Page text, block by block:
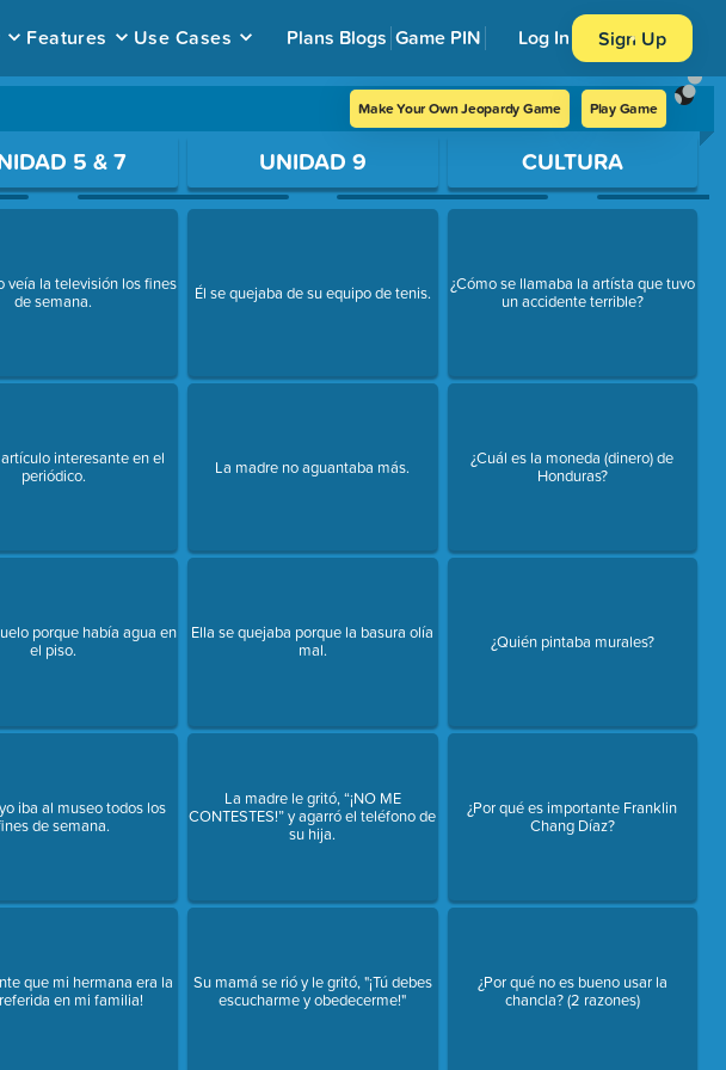
Features Use Cases Plans Blogs Game PIN Log In Sign Up
Make Your Own Jeopardy Game Play Game
5 & 7
veía la televisión los fines
de semana.
interesante en el
periódico.
porque había agua en
el piso.
iba al museo todos los
de semana.
que mi hermana era la
en mi familia!
UNIDAD 9
Él se quejaba de su equipo de tenis.
La madre no aguantaba más.
Ella se quejaba porque la basura olía
mal.
La madre le gritó, “¡NO ME
CONTESTES!” y agarró el teléfono de
su hija.
Su mamá se rió y le gritó, "¡Tú debes
escucharme y obedecerme!"
CULTURA
¿Cómo se llamaba la artísta que tuvo
un accidente terrible?
¿Cuál es la moneda (dinero) de
Honduras?
¿Quién pintaba murales?
¿Por qué es importante Franklin
Chang Díaz?
¿Por qué no es bueno usar la
chancla? (2 razones)